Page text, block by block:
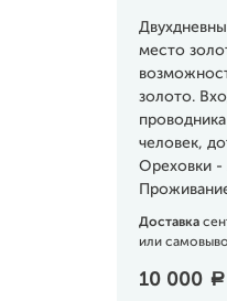
место
золото.
человек,
Ореховки -
Доставка
или
10 000 a